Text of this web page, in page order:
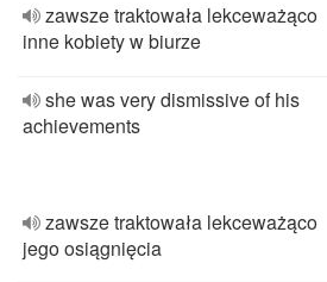
zawsze traktowała lekceważąco
inne kobiety w biurze
she was very dismissive of his
achievements
zawsze traktowała lekceważąco
jego osiągnięcia